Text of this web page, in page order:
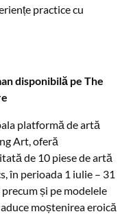
practice cu
disponibilă pe The
platformă de artă
Art, oferă
de 10 piese de artă
în perioada 1 iulie – 31
și pe modelele
moștenirea eroică